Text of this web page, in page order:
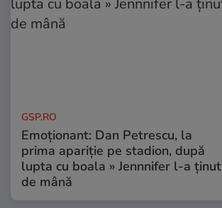
GSP.RO
Emoționant: Dan Petrescu, la
prima apariție pe stadion, după
lupta cu boala » Jennnifer l-a ținut
de mână